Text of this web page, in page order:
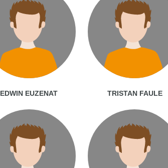
EDWIN EUZENAT TRISTAN FAULE